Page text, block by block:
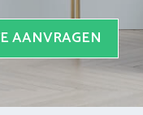
AANVRAGEN